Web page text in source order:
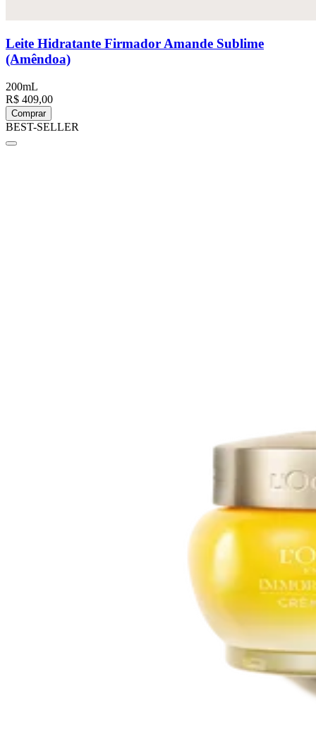
Leite Hidratante Firmador Amande Sublime
(Amêndoa)
200mL
R$ 409,00
Comprar
BEST-SELLER